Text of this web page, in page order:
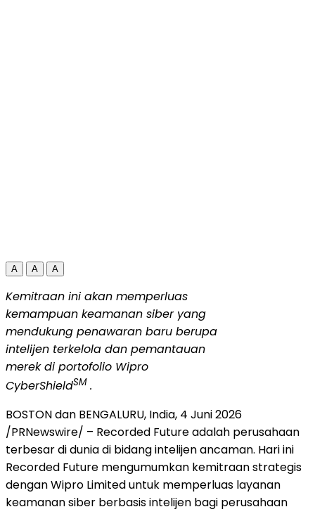
A A A
Kemitraan ini akan memperluas
kemampuan keamanan siber yang
mendukung penawaran baru berupa
intelijen terkelola dan pemantauan
merek di portofolio Wipro
CyberShieldSM .
BOSTON dan BENGALURU, India, 4 Juni 2026
/PRNewswire/ – Recorded Future adalah perusahaan
terbesar di dunia di bidang intelijen ancaman. Hari ini
Recorded Future mengumumkan kemitraan strategis
dengan Wipro Limited untuk memperluas layanan
keamanan siber berbasis intelijen bagi perusahaan